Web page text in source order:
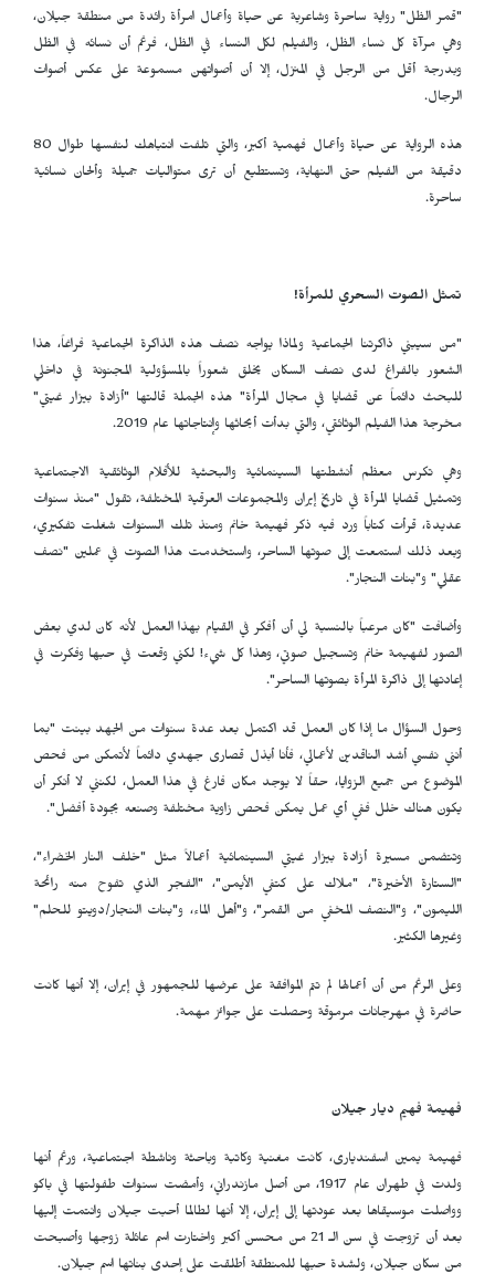
"قمر الظل" رواية ساحرة وشاعرية عن حياة وأعمال امرأة رائدة من منطقة جيلان،
وهي مرآة كل نساء الظل، والفيلم لكل النساء في الظل، فرغم أن نسائه في الظل
وبدرجة أقل من الرجل في المنزل، إلا أن أصواتهن مسموعة على عكس أصوات
الرجال.
هذه الرواية عن حياة وأعمال فهمية أكبر، والتي تلفت انتباهك لنفسها طوال 80
دقيقة من الفيلم حتى النهاية، وتستطيع أن ترى متواليات جميلة وألحان نسائية
ساحرة.
تمثل الصوت السحري للمرأة!
"من سيبني ذاكرتنا الجماعية ولماذا يواجه نصف هذه الذاكرة الجماعية فراغاً، هذا
الشعور بالفراغ لدى نصف السكان يخلق شعوراً بالمسؤولية المجنونة في داخلي
للبحث دائماً عن قضايا في مجال المرأة" هذه الجملة قالتها "أزادة بيزار غيتي"
مخرجة هذا الفيلم الوثائقي، والتي بدأت أبحاثها وإنتاجاتها عام 2019.
وهي تكرس معظم أنشطتها السينمائية والبحثية للأفلام الوثائقية الاجتماعية
وتمثيل قضايا المرأة في تاريخ إيران والمجموعات العرقية المختلفة، تقول "منذ سنوات
عديدة، قرأت كتاباً ورد فيه ذكر فهيمة خانم ومنذ تلك السنوات شغلت تفكيري،
وبعد ذلك استمعت إلى صوتها الساحر، واستخدمت هذا الصوت في عملين "نصف
عقلي" و"بنات النجار".
وأضافت "كان مرعباً بالنسبة لي أن أفكر في القيام بهذا العمل لأنه كان لدي بعض
الصور لفهيمة خانم وتسجيل صوتي، وهذا كل شيء! لكني وقعت في حبها وفكرت في
إعادتها إلى ذاكرة المرأة بصوتها الساحر".
وحول السؤال ما إذا كان العمل قد اكتمل بعد عدة سنوات من الجهد بينت "بما
أنني نفسي أشد الناقدين لأعمالي، فأنا أبذل قصارى جهدي دائماً لأتمكن من فحص
الموضوع من جميع الزوايا، حقاً لا يوجد مكان فارغ في هذا العمل، لكنني لا أنكر أن
يكون هناك خلل ففي أي عمل يمكن فحص زاوية مختلفة وصنعه بجودة أفضل".
وتتضمن مسيرة أزادة بيزار غيتي السينمائية أعمالاً مثل "خلف النار الخضراء"،
"الستارة الأخيرة"، "ملاك على كتفي الأيمن"، "الفجر الذي تفوح منه رائحة
الليمون"، و"النصف المخفي من القمر"، و"أهل الماء، و"بنات النجار/دويتو للحلم"
وغيرها الكثير.
وعلى الرغم من أن أعمالها لم تتم الموافقة على عرضها للجمهور في إيران، إلا أنها كانت
حاضرة في مهرجانات مرموقة وحصلت على جوائز مهمة.
فهيمة فهيم ديار جيلان
فهیمة یمین اسفندیاری، كانت مغنية وكاتبة وباحثة وناشطة اجتماعية، ورغم أنها
ولدت في طهران عام 1917، من أصل مازندراني، وأمضت سنوات طفولتها في باكو
وواصلت موسيقاها بعد عودتها إلى إيران، إلا أنها لطالما أحبت جيلان وانتمت إليها
بعد أن تزوجت في سن الـ 21 من محسن أكبر واختارت اسم عائلة زوجها وأصبحت
من سكان جيلان، ولشدة حبها للمنطقة أطلقت على إحدى بناتها اسم جيلان.